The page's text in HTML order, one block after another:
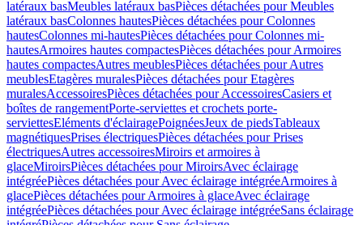
latéraux basMeubles latéraux basPièces détachées pour Meubles
latéraux basColonnes hautesPièces détachées pour Colonnes
hautesColonnes mi-hautesPièces détachées pour Colonnes mi-
hautesArmoires hautes compactesPièces détachées pour Armoires
hautes compactesAutres meublesPièces détachées pour Autres
meublesEtagères muralesPièces détachées pour Etagères
muralesAccessoiresPièces détachées pour AccessoiresCasiers et
boîtes de rangementPorte-serviettes et crochets porte-
serviettesEléments d'éclairagePoignéesJeux de piedsTableaux
magnétiquesPrises électriquesPièces détachées pour Prises
électriquesAutres accessoiresMiroirs et armoires à
glaceMiroirsPièces détachées pour MiroirsAvec éclairage
intégréePièces détachées pour Avec éclairage intégréeArmoires à
glacePièces détachées pour Armoires à glaceAvec éclairage
intégréePièces détachées pour Avec éclairage intégréeSans éclairage